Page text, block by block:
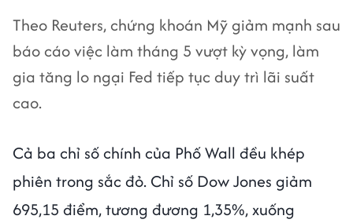
Theo Reuters, chứng khoán Mỹ giảm mạnh sau
báo cáo việc làm tháng 5 vượt kỳ vọng, làm
gia tăng lo ngại Fed tiếp tục duy trì lãi suất
cao.
Cả ba chỉ số chính của Phố Wall đều khép
phiên trong sắc đỏ. Chỉ số Dow Jones giảm
695,15 điểm, tương đương 1,35%, xuống